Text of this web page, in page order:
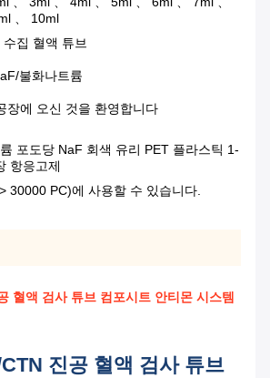
、 10ml
수집 혈액 튜브
불화나트륨
장에 오신 것을 환영합니다
포도당 NaF 회색 유리 PET 플라스틱 1-
항응고제
30000 PC)에 사용할 수 있습니다.
혈액 검사 튜브 컴포시트 안티몬 시스템
진공 혈액 검사 튜브